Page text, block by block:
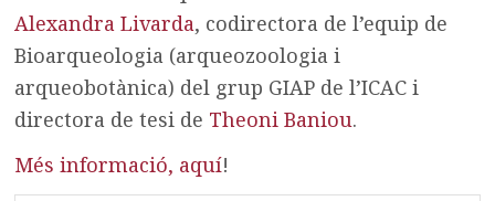
Alexandra Livarda, codirectora de l’equip de
Bioarqueologia (arqueozoologia i
arqueobotànica) del grup GIAP de l’ICAC i
directora de tesi de Theoni Baniou.
Més informació, aquí!